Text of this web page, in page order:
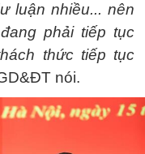
luận nhiều... nên
phải tiếp tục
thức tiếp tục
nói.